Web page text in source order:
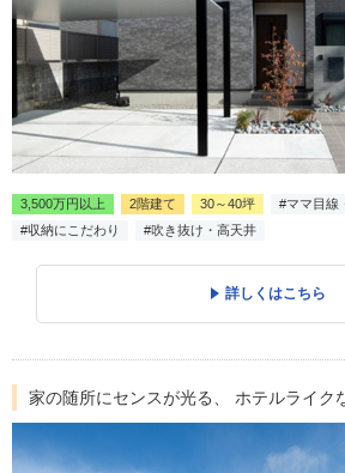
3,500万円以上 2階建て 30～40坪
#ママ目線
#収納にこだわり
#吹き抜け・高天井
詳しくはこちら
家の随所にセンスが光る、 ホテルライク